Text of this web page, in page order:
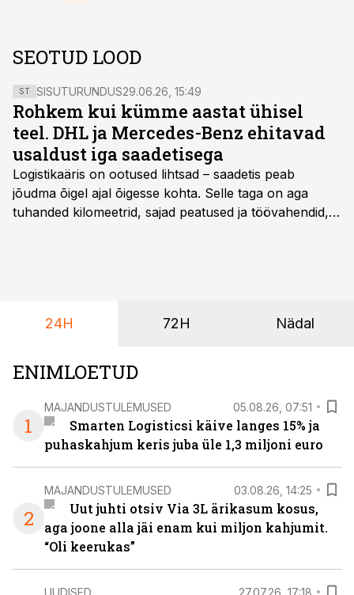
SEOTUD LOOD
ST SISUTURUNDUS29.06.26, 15:49
Rohkem kui kümme aastat ühisel
teel. DHL ja Mercedes-Benz ehitavad
usaldust iga saadetisega
Logistikaäris on ootused lihtsad – saadetis peab
jõudma õigel ajal õigesse kohta. Selle taga on aga
tuhanded kilomeetrid, sajad peatused ja töövahendid,
24H 72H Nädal
ENIMLOETUD
1
MAJANDUSTULEMUSED 05.08.26, 07:51
Smarten Logisticsi käive langes 15% ja
puhaskahjum keris juba üle 1,3 miljoni euro
2
MAJANDUSTULEMUSED 03.08.26, 14:25
Uut juhti otsiv Via 3L ärikasum kosus,
aga joone alla jäi enam kui miljon kahjumit.
“Oli keerukas”
UUDISED 27.07.26, 17:18